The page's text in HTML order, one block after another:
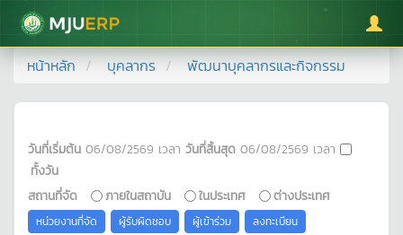
มหาวิทยาลัยแม่โจ้
หน้าหลัก บุคลากร พัฒนาบุคลากรและกิจกรรม
วันที่เริ่มต้น 06/08/2569 เวลา วันที่สิ้นสุด 06/08/2569 เวลา
ทั้งวัน
สถานที่จัด
ภายในสถาบัน ในประเทศ ต่างประเทศ
หน่วยงานที่จัด ผู้รับผิดชอบ ผู้เข้าร่วม ลงทะเบียน